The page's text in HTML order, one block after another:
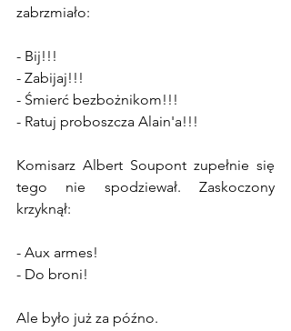
zabrzmiało:
- Bij!!!
- Zabijaj!!!
- Śmierć bezbożnikom!!!
- Ratuj proboszcza Alain'a!!!
Komisarz Albert Soupont zupełnie się
tego nie spodziewał. Zaskoczony
krzyknął:
- Aux armes!
- Do broni!
Ale było już za późno.